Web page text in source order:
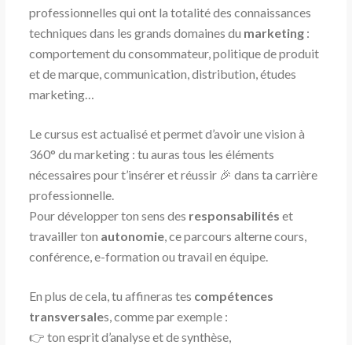
professionnelles qui ont la totalité des connaissances
techniques dans les grands domaines du marketing :
comportement du consommateur, politique de produit
et de marque, communication, distribution, études
marketing…
Le cursus est actualisé et permet d’avoir une vision à
360° du marketing : tu auras tous les éléments
nécessaires pour t’insérer et réussir 🎉 dans ta carrière
professionnelle.
Pour développer ton sens des responsabilités et
travailler ton autonomie, ce parcours alterne cours,
conférence, e-formation ou travail en équipe.
En plus de cela, tu affineras tes compétences
transversales, comme par exemple :
👉 ton esprit d’analyse et de synthèse,